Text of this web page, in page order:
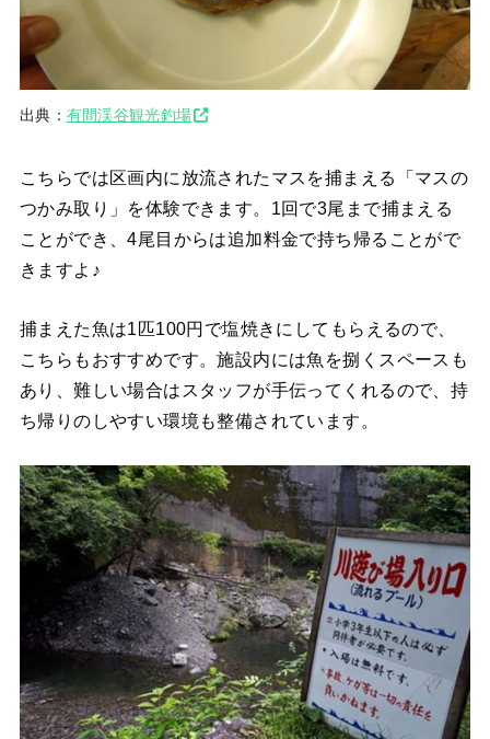
出典： 有間渓谷観光釣場
こちらでは区画内に放流されたマスを捕まえる「マスの
つかみ取り」を体験できます。1回で3尾まで捕まえる
ことができ、4尾目からは追加料金で持ち帰ることがで
きますよ♪
捕まえた魚は1匹100円で塩焼きにしてもらえるので、
こちらもおすすめです。施設内には魚を捌くスペースも
あり、難しい場合はスタッフが手伝ってくれるので、持
ち帰りのしやすい環境も整備されています。